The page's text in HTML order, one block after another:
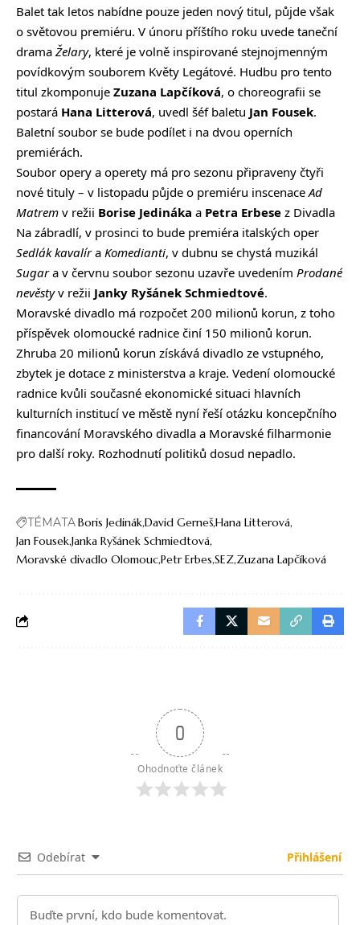
Balet tak letos nabídne pouze jeden nový titul, půjde však
o světovou premiéru. V únoru příštího roku uvede taneční
drama Želary, které je volně inspirované stejnojmenným
povídkovým souborem Květy Legátové. Hudbu pro tento
titul zkomponuje Zuzana Lapčíková, o choreografii se
postará Hana Litterová, uvedl šéf baletu Jan Fousek.
Baletní soubor se bude podílet i na dvou operních
premiérách.
Soubor opery a operety má pro sezonu připraveny čtyři
nové tituly – v listopadu půjde o premiéru inscenace Ad
Matrem v režii Borise Jedináka a Petra Erbese z Divadla
Na zábradlí, v prosinci to bude premiéra italských oper
Sedlák kavalíra Komedianti, v dubnu se chystá muzikál
Sugara v červnu soubor sezonu uzavře uvedením Prodané
nevěstyv režii Janky Ryšánek Schmiedtové.
Moravské divadlo má rozpočet 200 milionů korun, z toho
příspěvek olomoucké radnice činí 150 milionů korun.
Zhruba 20 milionů korun získává divadlo ze vstupného,
zbytek je dotace z ministerstva a kraje. Vedení olomoucké
radnice kvůli současné ekonomické situaci hlavních
kulturních institucí ve městě nyní řeší otázku koncepčního
financování Moravského divadla a Moravské filharmonie
pro další roky. Rozhodnutí politiků dosud nepadlo.
TÉMATABoris JedinákDavid GernešHana Litterová
Jan FousekJanka Ryšánek Schmiedtová
Moravské divadlo OlomoucPetr Erbes SEZ Zuzana Lapčíková
0
Ohodnoťte článek
Odebírat Přihlášení